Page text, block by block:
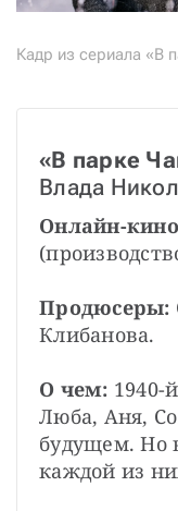
Кадр из сериала «В
«В парке
Влада
Онлайн-
Продюсеры:
Клибанова.
О чем: 1940-
Люба, Аня,
будущем. Но
каждой из